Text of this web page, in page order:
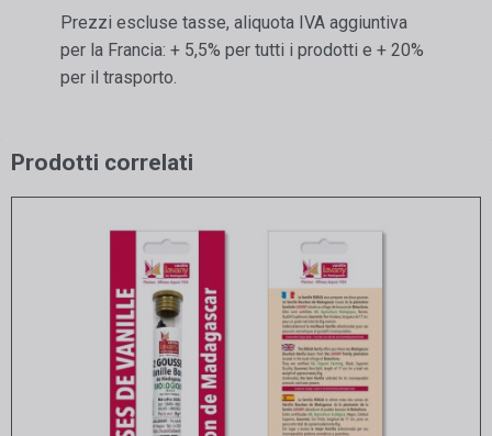
Prezzi escluse tasse, aliquota IVA aggiuntiva
per la Francia: + 5,5% per tutti i prodotti e + 20%
per il trasporto.
Prodotti correlati